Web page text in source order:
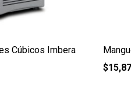
Cúbicos Imbera
$